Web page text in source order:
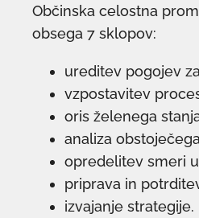
Občinska celostna
obsega 7 sklopov:
ureditev pogojev
vzpostavitev
oris želenega
analiza
opredelitev smeri
priprava in
izvajanje strategije.